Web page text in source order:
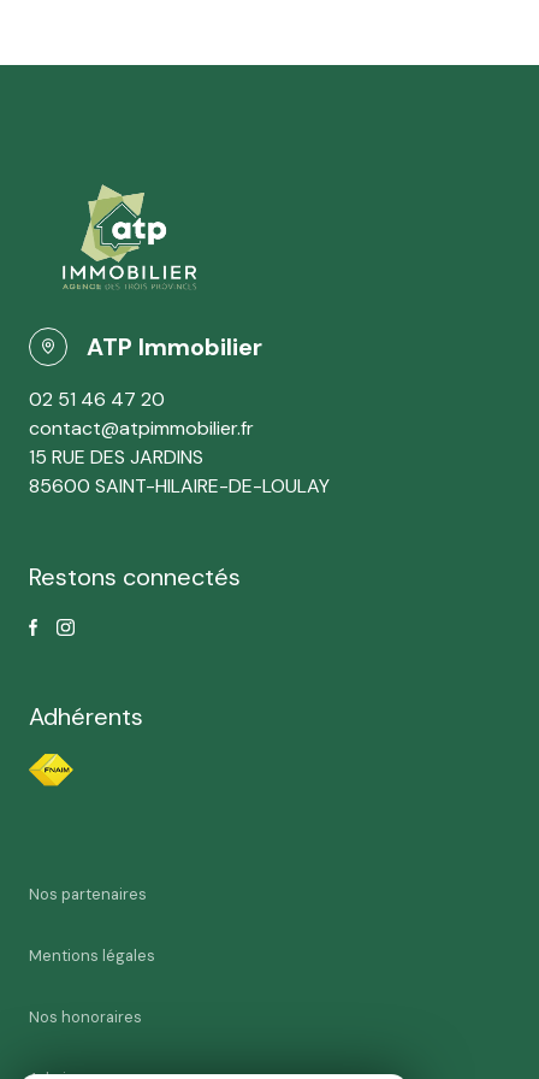
ATP Immobilier
02 51 46 47 20
contact@atpimmobilier.fr
15 RUE DES JARDINS
85600 SAINT-HILAIRE-DE-LOULAY
Restons connectés
Adhérents
Nos partenaires
Mentions légales
Nos honoraires